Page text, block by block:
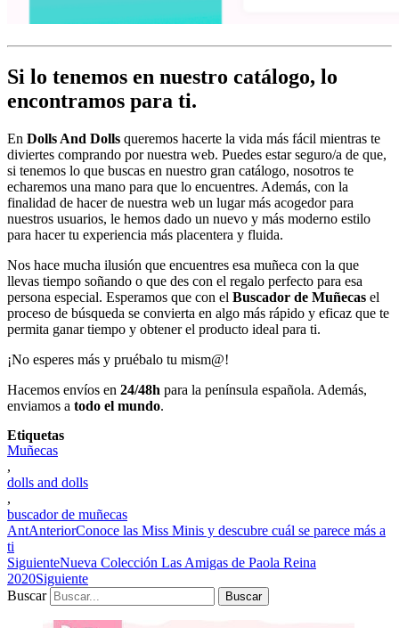
Si lo tenemos en nuestro catálogo, lo
encontramos para ti.
En Dolls And Dolls queremos hacerte la vida más fácil mientras te
diviertes comprando por nuestra web. Puedes estar seguro/a de que,
si tenemos lo que buscas en nuestro gran catálogo, nosotros te
echaremos una mano para que lo encuentres. Además, con la
finalidad de hacer de nuestra web un lugar más acogedor para
nuestros usuarios, le hemos dado un nuevo y más moderno estilo
para hacer tu experiencia más placentera y fluida.
Nos hace mucha ilusión que encuentres esa muñeca con la que
llevas tiempo soñando o que des con el regalo perfecto para esa
persona especial. Esperamos que con el Buscador de Muñecas el
proceso de búsqueda se convierta en algo más rápido y eficaz que te
permita ganar tiempo y obtener el producto ideal para ti.
¡No esperes más y pruébalo tu mism@!
Hacemos envíos en 24/48h para la península española. Además,
enviamos a todo el mundo.
Etiquetas
Muñecas
,
dolls and dolls
,
buscador de muñecas
AntAnteriorConoce las Miss Minis y descubre cuál se parece más a
ti
SiguienteNueva Colección Las Amigas de Paola Reina
2020Siguiente
Buscar
Buscar